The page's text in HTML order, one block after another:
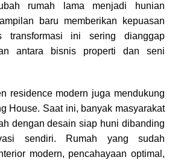
rumah lama menjadi hunian
baru memberikan kepuasan
transformasi ini sering dianggap
antara bisnis properti dan seni
residence modern juga mendukung
House. Saat ini, banyak masyarakat
dengan desain siap huni dibanding
sendiri. Rumah yang sudah
modern, pencahayaan optimal,